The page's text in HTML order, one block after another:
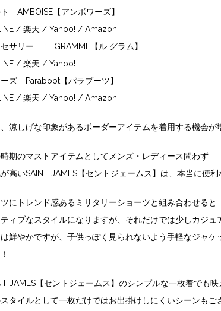
ト AMBOISE【アンボワーズ】
/ 楽天 / Yahoo! / Amazon
セサリー
LE GRAMME【ル グラム】
/ 楽天 / Yahoo!
ーズ
Paraboot【パラブーツ】
/ 楽天 / Yahoo! / Amazon
涼しげな印象があるボーダーアイテムを着用する機会が
期のマストアイテムとしてメンズ・レディース問わず
が高いSAINT JAMES【セントジェームス】は、本当に便利
にトレンド感あるミリタリーショーツと組み合わせると
ィブなスタイルになりますが、それだけでは少しカジュ
鮮やかですが、子供っぽく見られないよう手軽なジャケ
JAMES【セントジェームス】のシンプルな一枚着でも映
タイルとして一枚だけではお出掛けしにくいシーンもご